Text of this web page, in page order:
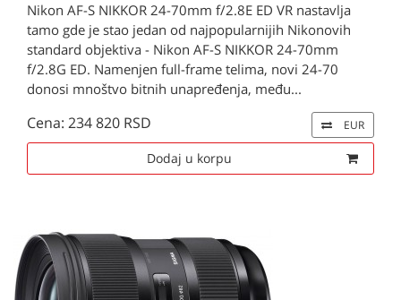
Nikon AF-S NIKKOR 24-70mm f/2.8E ED VR nastavlja
tamo gde je stao jedan od najpopularnijih Nikonovih
standard objektiva - Nikon AF-S NIKKOR 24-70mm
f/2.8G ED. Namenjen full-frame telima, novi 24-70
donosi mnoštvo bitnih unapređenja, među...
Cena: 234 820 RSD EUR
Dodaj u korpu